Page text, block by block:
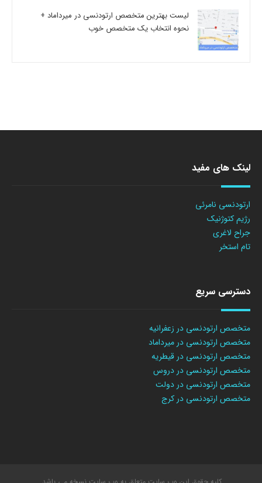
لیست بهترین متخصص ارتودنسی در میرداماد +
نحوه انتخاب یک متخصص خوب
لینک های مفید
ارتودنسی نامرئی
رژیم کتوژنیک
جراح لاغری
تام استخر
دسترسی سریع
متخصص ارتودنسی در زعفرانیه
متخصص ارتودنسی در میرداماد
متخصص ارتودنسی در قیطریه
متخصص ارتودنسی در دروس
متخصص ارتودنسی در دولت
متخصص ارتودنسی در کرج